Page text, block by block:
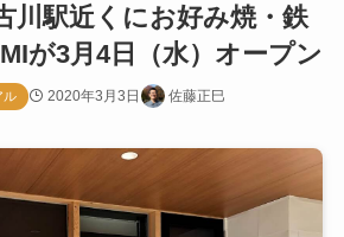
川駅近くにお好み焼・鉄
が3月4日（水）オープン
ル 2020年3月3日 佐藤正巳